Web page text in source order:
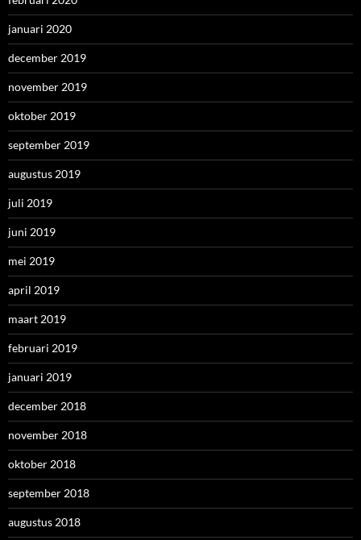
januari 2020
december 2019
november 2019
oktober 2019
september 2019
augustus 2019
juli 2019
juni 2019
mei 2019
april 2019
maart 2019
februari 2019
januari 2019
december 2018
november 2018
oktober 2018
september 2018
augustus 2018